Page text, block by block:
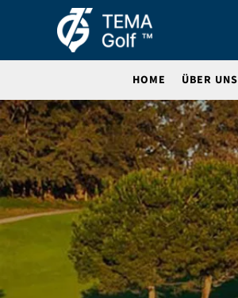
HOME ÜBER UNS